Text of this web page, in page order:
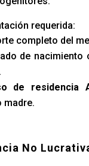
requerida:
completo del
de nacimiento
de residencia
madre.
No